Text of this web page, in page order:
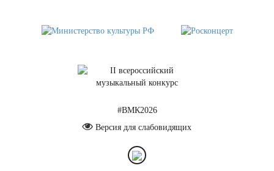
#ВМК2026
Версия для слабовидящих